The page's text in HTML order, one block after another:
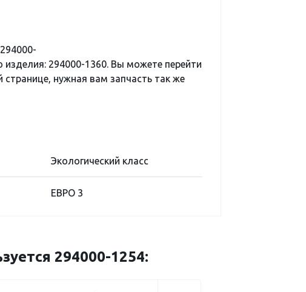
294000-1360. Вы можете перейти
нужная вам запчасть так же
Экологический класс
ЕВРО 3
294000-1254: